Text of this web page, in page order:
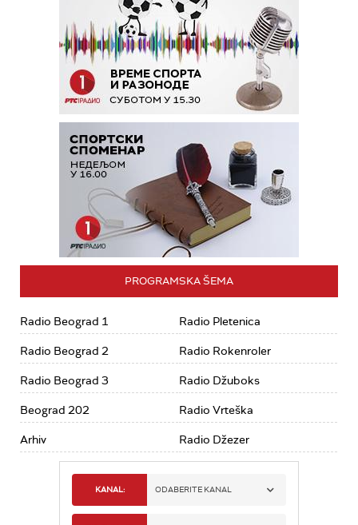
PROGRAMSKA ŠEMA
Radio Beograd 1
Radio Beograd 2
Radio Beograd 3
Beograd 202
Arhiv
Radio Pletenica
Radio Rokenroler
Radio Džuboks
Radio Vrteška
Radio Džezer
KANAL: ODABERITE KANAL